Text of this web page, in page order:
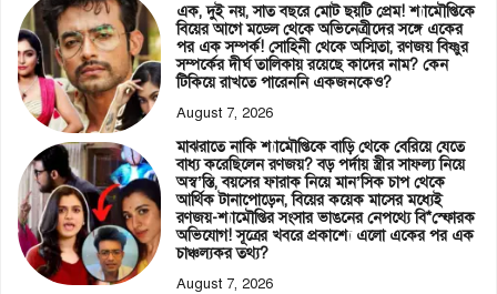
এক, দুই নয়, সাত বছরে মোট ছয়টি প্রেম! শ্যামৌপ্তিকে
বিয়ের আগে মডেল থেকে অভিনেত্রীদের সঙ্গে একের
পর এক সম্পর্ক! সোহিনী থেকে অস্মিতা, রণজয় বিষ্ণুর
সম্পর্কের দীর্ঘ তালিকায় রয়েছে কাদের নাম? কেন
টিকিয়ে রাখতে পারেননি একজনকেও?
August 7, 2026
মাঝরাতে নাকি শ্যামৌপ্তিকে বাড়ি থেকে বেরিয়ে যেতে
বাধ্য করেছিলেন রণজয়? বড় পর্দায় স্ত্রীর সাফল্য নিয়ে
অস্ব’স্তি, বয়সের ফারাক নিয়ে মান’সিক চাপ থেকে
আর্থিক টানাপোড়েন, বিয়ের কয়েক মাসের মধ্যেই
রণজয়-শ্যামৌপ্তির সংসার ভাঙনের নেপথ্যে বি*স্ফোরক
অভিযোগ! সূত্রের খবরে প্রকাশ্যে এলো একের পর এক
চাঞ্চল্যকর তথ্য?
August 7, 2026